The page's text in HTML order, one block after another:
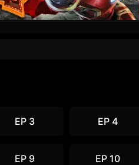
EP 3 EP 4
EP 9 EP 10